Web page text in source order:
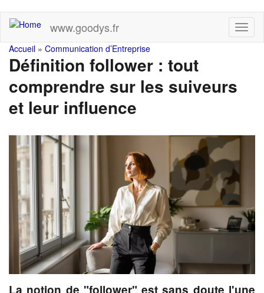
Skip
main
content
www.goodys.fr
You
are
here
Accueil » Communication d’Entreprise
Définition follower : tout
comprendre sur les suiveurs
et leur influence